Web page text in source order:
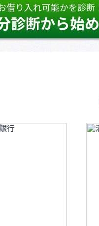
借り入れ可能かを診断
診断から始